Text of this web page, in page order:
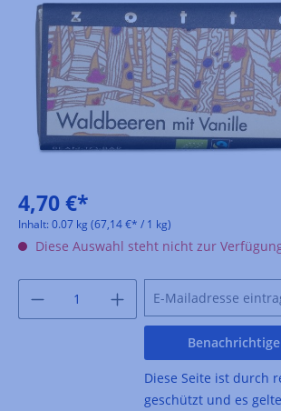
4,70 €*
Inhalt: 0.07 kg (67,14 €* / 1 kg)
Diese Auswahl steht nicht zur
Diese Seite ist durch
geschützt und es